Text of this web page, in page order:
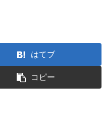
はてブ
コピー